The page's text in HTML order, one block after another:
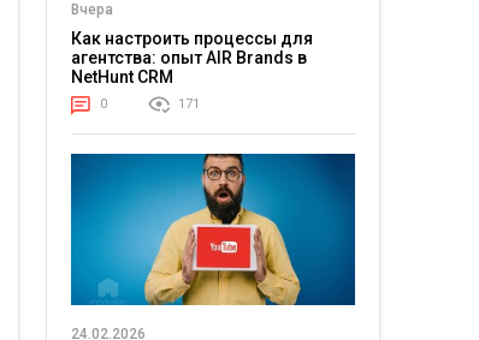
Вчера
Как настроить процессы для
агентства: опыт AIR Brands в
NetHunt CRM
0 171
24.02.2026